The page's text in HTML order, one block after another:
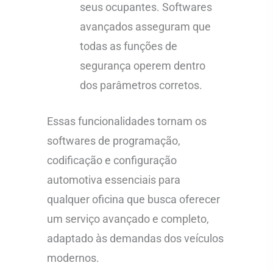
seus ocupantes. Softwares
avançados asseguram que
todas as funções de
segurança operem dentro
dos parâmetros corretos.
Essas funcionalidades tornam os
softwares de programação,
codificação e configuração
automotiva essenciais para
qualquer oficina que busca oferecer
um serviço avançado e completo,
adaptado às demandas dos veículos
modernos.